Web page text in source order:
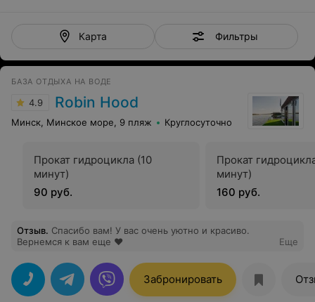
Карта Фильтры
БАЗА ОТДЫХА НА ВОДЕ
4.9 Robin Hood
Минск, Минское море, 9 пляж Круглосуточно
Прокат гидроцикла (10
минут)
90 руб.
Прокат
минут)
160 руб.
Отзыв. Спасибо вам! У вас очень уютно и красиво.
Вернемся к вам еще ❤️
Еще
Забронировать